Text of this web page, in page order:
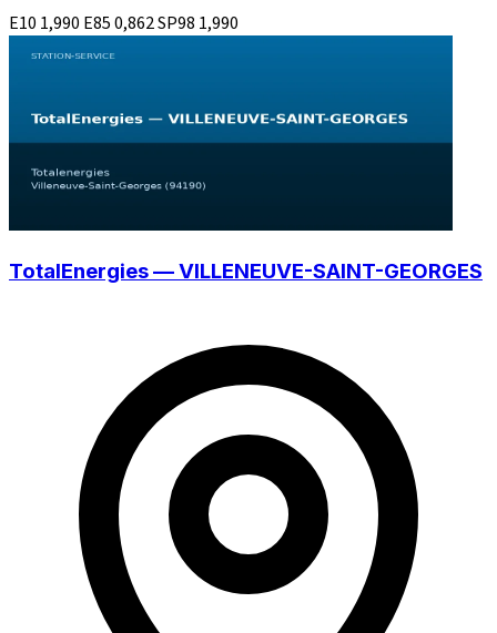
E10 1,990 E850,862SP98 1,990
TotalEnergies — VILLENEUVE-SAINT-GEORGES